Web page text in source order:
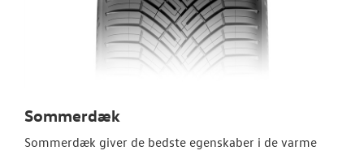
Sommerdæk
Sommerdæk giver de bedste egenskaber i de varme